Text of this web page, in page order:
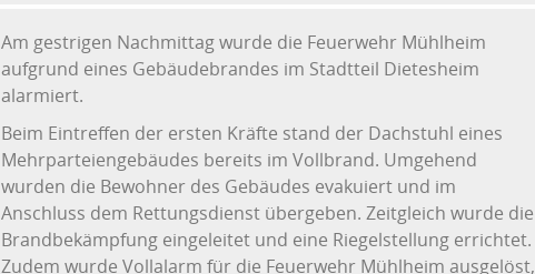
Am gestrigen Nachmittag wurde die Feuerwehr Mühlheim
aufgrund eines Gebäudebrandes im Stadtteil Dietesheim
alarmiert.
Beim Eintreffen der ersten Kräfte stand der Dachstuhl eines
Mehrparteiengebäudes bereits im Vollbrand. Umgehend
wurden die Bewohner des Gebäudes evakuiert und im
Anschluss dem Rettungsdienst übergeben. Zeitgleich wurde die
Brandbekämpfung eingeleitet und eine Riegelstellung errichtet.
Zudem wurde Vollalarm für die Feuerwehr Mühlheim ausgelöst,